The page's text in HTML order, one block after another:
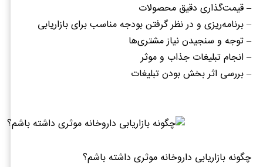
– قیمت‌گذاری دقیق محصولات
– برنامه‌ریزی و در نظر گرفتن بودجه مناسب برای بازاریابی
– توجه و سنجیدن نیاز مشتری‌ها
– انجام تبلیغات جذاب و موثر
– بررسی اثر بخش بودن تبلیغات
چگونه بازاریابی داروخانه موثری داشته باشم؟